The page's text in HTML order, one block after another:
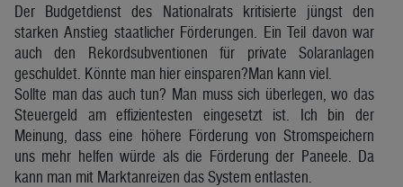
Der Budgetdienst des Nationalrats kritisierte jüngst den
starken Anstieg staatlicher Förderungen. Ein Teil davon war
auch den Rekordsubventionen für private Solaranlagen
geschuldet. Könnte man hier einsparen?Man kann viel.
Sollte man das auch tun? Man muss sich überlegen, wo das
Steuergeld am effizientesten eingesetzt ist. Ich bin der
Meinung, dass eine höhere Förderung von Stromspeichern
uns mehr helfen würde als die Förderung der Paneele. Da
kann man mit Marktanreizen das System entlasten.